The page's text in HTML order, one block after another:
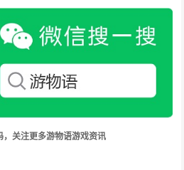
，关注更多游物语游戏资讯